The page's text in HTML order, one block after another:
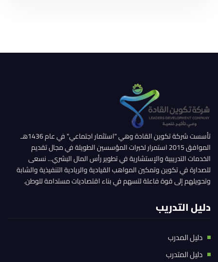
تأسست شركة تكوين القادة وهي "استثمار اجتماعي" في عام 1436هـ
الموافق 2015 استمرار لخبرات المؤسسين الطويلة في مجال تقديم
الخدمات التدريبية والإستشارية في تطوير رأس المال البشري... نسعى
للصدارة في تكوين وتمكين المواهب القيادية والريادية التنفيذية والشابة
وتحويلهم إلى قوة فاعلة لتسهم في بناء اقتصاديات مستدامة للوطن.
دليل التدريب
دليل المدرب
دليل المتدرب